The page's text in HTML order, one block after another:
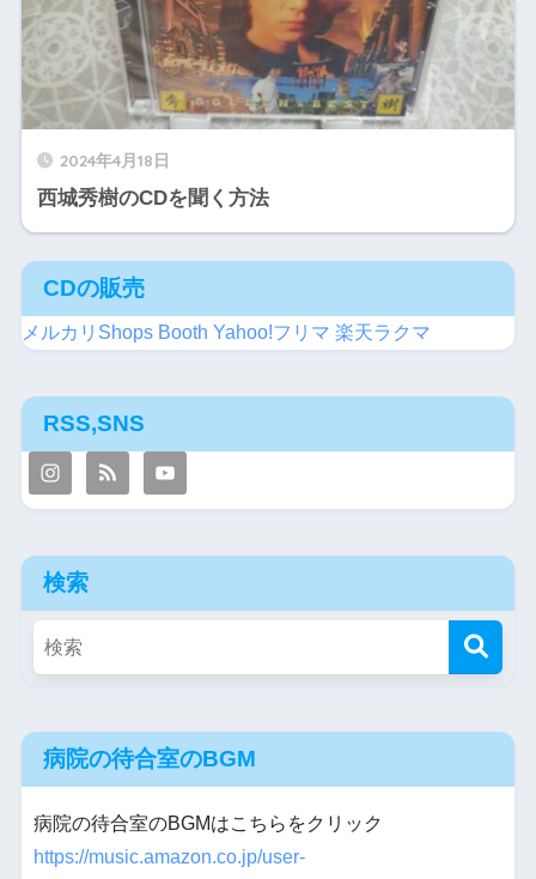
2024年4月18日
西城秀樹のCDを聞く方法
CDの販売
メルカリShops Booth Yahoo!フリマ 楽天ラクマ
RSS,SNS
検索
病院の待合室のBGM
病院の待合室のBGMはこちらをクリック
https://music.amazon.co.jp/user-